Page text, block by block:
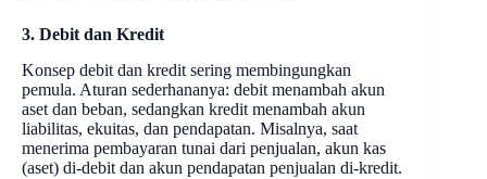
3. Debit dan Kredit
Konsep debit dan kredit sering membingungkan
pemula. Aturan sederhananya: debit menambah akun
aset dan beban, sedangkan kredit menambah akun
liabilitas, ekuitas, dan pendapatan. Misalnya, saat
menerima pembayaran tunai dari penjualan, akun kas
(aset) di-debit dan akun pendapatan penjualan di-kredit.